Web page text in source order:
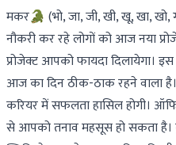
मकर🐊 (भो, जा, जी, खी, खू, खा, खो,
नौकरी कर रहे लोगों को आज नया
प्रोजेक्ट आपको फायदा दिलायेगा। इस
आज का दिन ठीक-ठाक रहने वाला
करियर में सफलता हासिल होगी।
से आपको तनाव महसूस हो सकता